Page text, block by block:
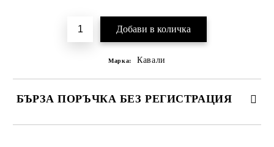
Марка: Кавали
БЪРЗА ПОРЪЧКА БЕЗ РЕГИСТРАЦИЯ